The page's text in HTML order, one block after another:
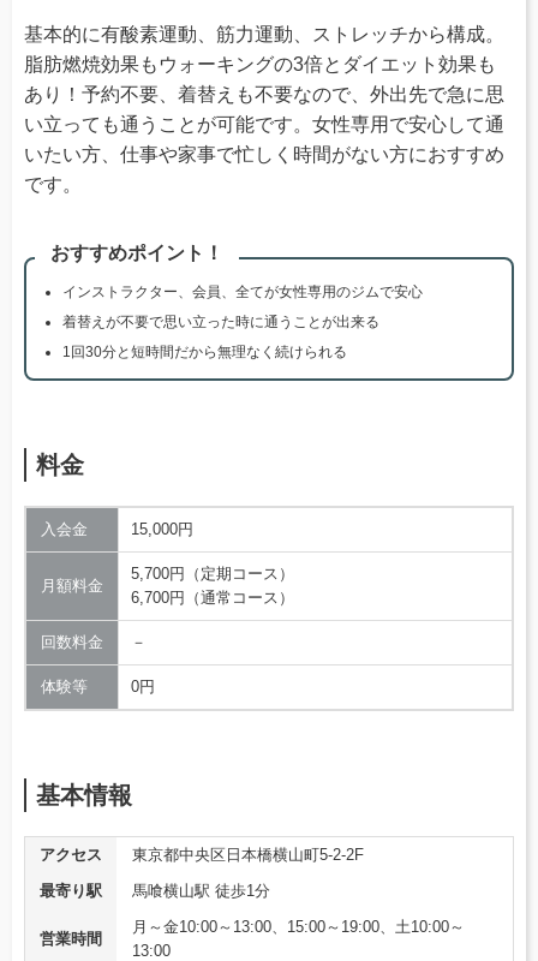
基本的に有酸素運動、筋力運動、ストレッチから構成。
脂肪燃焼効果もウォーキングの3倍とダイエット効果も
あり！予約不要、着替えも不要なので、外出先で急に思
い立っても通うことが可能です。女性専用で安心して通
いたい方、仕事や家事で忙しく時間がない方におすすめ
です。
おすすめポイント！
インストラクター、会員、全てが女性専用のジムで安心
着替えが不要で思い立った時に通うことが出来る
1回30分と短時間だから無理なく続けられる
料金
入会金 15,000円
月額料金
5,700円（定期コース）
6,700円（通常コース）
回数料金 －
体験等 0円
基本情報
アクセス
東京都中央区日本橋横山町5-2-2F
最寄り駅
馬喰横山駅 徒歩1分
営業時間
月～金10:00～13:00、15:00～19:00、土10:00～
13:00